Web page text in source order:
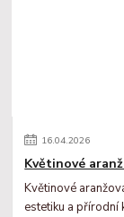
16.04.2026
Květinové
Květinové
estetiku a přírodní